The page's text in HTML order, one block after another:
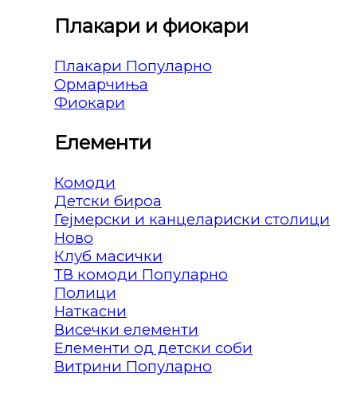
Плакари и фиокари
Плакари
Ормарчиња
Фиокари
Елементи
Комоди
Детски бироа
Гејмерски и канцелариски столици
Клуб масички
ТВ комоди
Полици
Наткасни
Висечки елементи
Елементи од детски соби
Витрини